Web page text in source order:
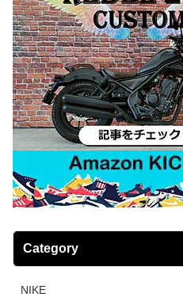
Category
NIKE